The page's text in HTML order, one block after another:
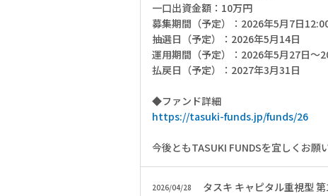
一口出資金額：10万円
募集期間（予定）：2026年5月7日
抽選日（予定）：2026年5月14日
運用期間（予定）：2026年5月27日～
払戻日（予定）：2027年3月31日
◆ファンド詳細
https://tasuki-funds.jp/funds/26
今後ともTASUKI FUNDSを宜しくお願
2026/04/28 タスキ キャピタル重視型